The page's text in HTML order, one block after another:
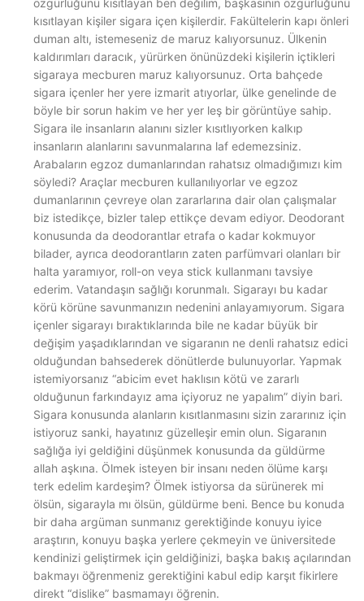
kısıtlayan kişiler sigara içen kişilerdir. Fakültelerin kapı önleri
duman altı, istemeseniz de maruz kalıyorsunuz. Ülkenin
kaldırımları daracık, yürürken önünüzdeki kişilerin içtikleri
sigaraya mecburen maruz kalıyorsunuz. Orta bahçede
sigara içenler her yere izmarit atıyorlar, ülke genelinde de
böyle bir sorun hakim ve her yer leş bir görüntüye sahip.
Sigara ile insanların alanını sizler kısıtlıyorken kalkıp
insanların alanlarını savunmalarına laf edemezsiniz.
Arabaların egzoz dumanlarından rahatsız olmadığımızı kim
söyledi? Araçlar mecburen kullanılıyorlar ve egzoz
dumanlarının çevreye olan zararlarına dair olan çalışmalar
biz istedikçe, bizler talep ettikçe devam ediyor. Deodorant
konusunda da deodorantlar etrafa o kadar kokmuyor
bilader, ayrıca deodorantların zaten parfümvari olanları bir
halta yaramıyor, roll-on veya stick kullanmanı tavsiye
ederim. Vatandaşın sağlığı korunmalı. Sigarayı bu kadar
körü körüne savunmanızın nedenini anlayamıyorum. Sigara
içenler sigarayı bıraktıklarında bile ne kadar büyük bir
değişim yaşadıklarından ve sigaranın ne denli rahatsız edici
olduğundan bahsederek dönütlerde bulunuyorlar. Yapmak
istemiyorsanız “abicim evet haklısın kötü ve zararlı
olduğunun farkındayız ama içiyoruz ne yapalım” diyin bari.
Sigara konusunda alanların kısıtlanmasını sizin zararınız için
istiyoruz sanki, hayatınız güzelleşir emin olun. Sigaranın
sağlığa iyi geldiğini düşünmek konusunda da güldürme
allah aşkına. Ölmek isteyen bir insanı neden ölüme karşı
terk edelim kardeşim? Ölmek istiyorsa da sürünerek mi
ölsün, sigarayla mı ölsün, güldürme beni. Bence bu konuda
bir daha argüman sunmanız gerektiğinde konuyu iyice
araştırın, konuyu başka yerlere çekmeyin ve üniversitede
kendinizi geliştirmek için geldiğinizi, başka bakış açılarından
bakmayı öğrenmeniz gerektiğini kabul edip karşıt fikirlere
direkt “dislike” basmamayı öğrenin.